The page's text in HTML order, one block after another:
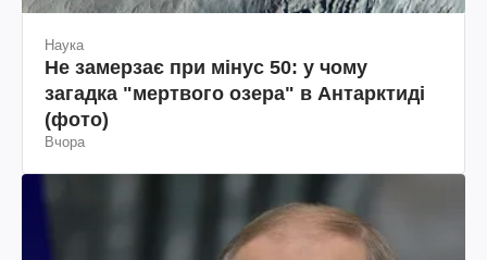
Наука
Не замерзає при мінус 50: у чому
загадка "мертвого озера" в Антарктиді
(фото)
Вчора